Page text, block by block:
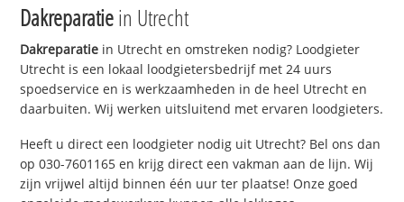
Dakreparatiein Utrecht
Dakreparatie in Utrecht en omstreken nodig? Loodgieter
Utrecht is een lokaal loodgietersbedrijf met 24 uurs
spoedservice en is werkzaamheden in de heel Utrecht en
daarbuiten. Wij werken uitsluitend met ervaren loodgieters.
Heeft u direct een loodgieter nodig uit Utrecht? Bel ons dan
op 030-7601165 en krijg direct een vakman aan de lijn. Wij
zijn vrijwel altijd binnen één uur ter plaatse! Onze goed